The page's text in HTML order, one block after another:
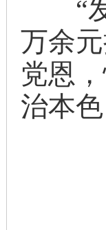
“发
万余
党恩
治本